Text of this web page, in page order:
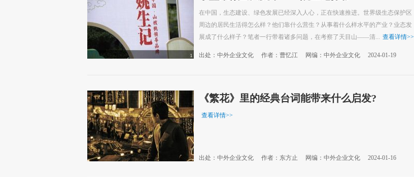
在中国，生态建设、绿色发展已经深入人心，正在快速推进。世界级生态保护区
周边的居民生活得怎么样？他们靠什么营生？从事着什么样水平的产业？业态发
展成了什么样子？笔者一行带着诸多问题，在考察了天目山——清...
查看详情>>
出处：中外企业文化 作者：曹忆江 网编：中外企业文化 2024-01-19
《繁花》里的经典台词能带来什么启发?
查看详情>>
出处：中外企业文化 作者：东方止 网编：中外企业文化 2024-01-16